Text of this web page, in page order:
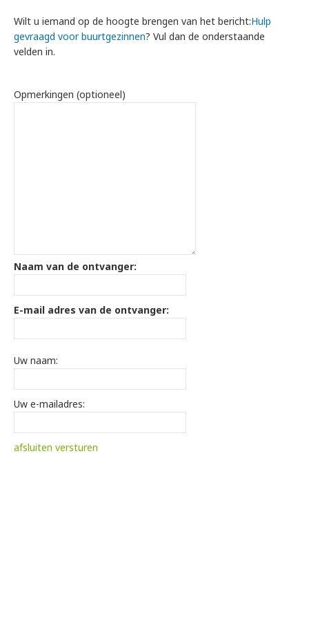
Wilt u iemand op de hoogte brengen van het bericht:Hulp
gevraagd voor buurtgezinnen? Vul dan de onderstaande
velden in.
Opmerkingen (optioneel)
Naam van de ontvanger:
E-mail adres van de ontvanger:
Uw naam:
Uw e-mailadres:
afsluiten versturen